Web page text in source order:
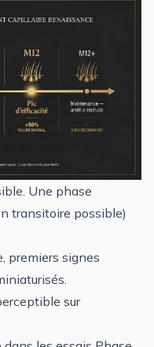
Une phase
transitoire possible)
premiers signes
sur